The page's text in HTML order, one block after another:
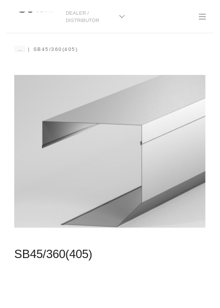
DEALER /
DISTRIBUTOR
SB45/360(405)
SB45/360(405)